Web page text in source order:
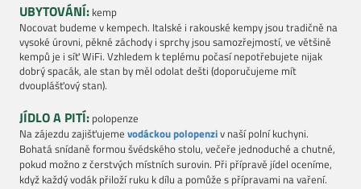
UBYTOVÁNÍ:kemp
Nocovat budeme v kempech. Italské i rakouské kempy jsou tradičně na
vysoké úrovni, pěkné záchody i sprchy jsou samozřejmostí, ve většině
kempů je i síť WiFi. Vzhledem k teplému počasí nepotřebujete nijak
dobrý spacák, ale stan by měl odolat dešti (doporučujeme mít
dvouplášťový stan).
JÍDLO A PITÍ:polopenze
Na zájezdu zajišťujeme vodáckou polopenziv naší polní kuchyni.
Bohatá snídaně formou švédského stolu, večeře jednoduché a chutné,
pokud možno z čerstvých místních surovin. Při přípravě jídel oceníme,
když každý vodák přiloží ruku k dílu a pomůže s přípravami na vaření.